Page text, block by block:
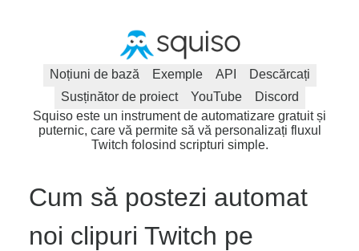
Noțiuni de bază Exemple API
Descărcați
Susținător de proiect
YouTube
Discord
Squiso este un instrument de automatizare gratuit și
puternic, care vă permite să vă personalizați fluxul
Twitch folosind scripturi simple.
Cum să postezi automat
noi clipuri Twitch pe